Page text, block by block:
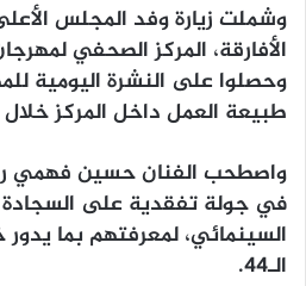
وشملت زيارة وفد المجلس
الأفارقة، المركز الصحفي
وحصلوا على النشرة اليومية
طبيعة العمل داخل المركز خلال
واصطحب الفنان حسين فهمي
في جولة تفقدية على السجادة
السينمائي، لمعرفتهم بما يدور
الـ44.